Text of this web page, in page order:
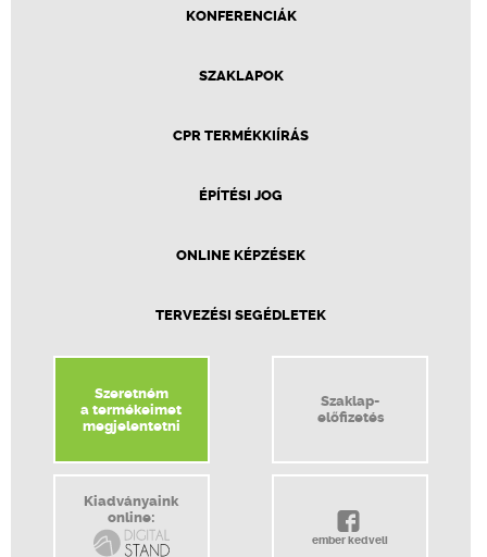
KONFERENCIÁK
SZAKLAPOK
CPR TERMÉKKIÍRÁS
ÉPÍTÉSI JOG
ONLINE KÉPZÉSEK
TERVEZÉSI SEGÉDLETEK
Szeretném
a termékeimet
megjelentetni
Szaklap-
előfizetés
Kiadványaink
online:
ember kedveli